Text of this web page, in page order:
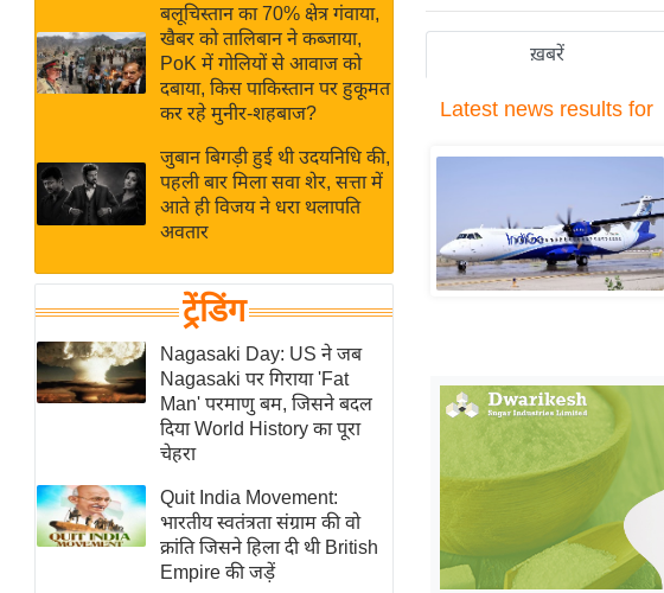
Live
News in
Hindi
News
Hindi
Videos
अंतर्राष्ट्रीय
बिज़नेस
विशेषज्ञ
राय
खेल
क्रिकेट
IPL
2026
मिसाल बेमिसाल
शख्सियत
यंग इंडिया
बलूचिस्तान का 70% क्षेत्र गंवाया,
खैबर को तालिबान ने कब्जाया,
PoK में गोलियों से आवाज को
दबाया, किस पाकिस्तान पर हुकूमत
कर रहे मुनीर-शहबाज?
जुबान बिगड़ी हुई थी उदयनिधि की,
पहली बार मिला सवा शेर, सत्ता में
आते ही विजय ने धरा थलापति
अवतार
ट्रेंडिंग
Nagasaki Day: US ने जब
Nagasaki पर गिराया 'Fat
Man' परमाणु बम, जिसने बदल
दिया World History का पूरा
चेहरा
Quit India Movement:
भारतीय स्वतंत्रता संग्राम की वो
क्रांति जिसने हिला दी थी British
Empire की जड़ें
ख़बरें
Latest news results for